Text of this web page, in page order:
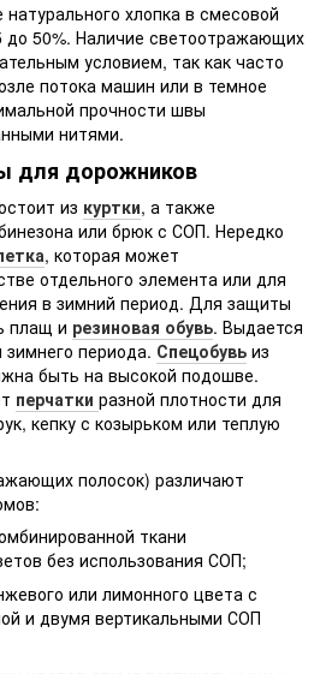
хлопка в смесовой
до 50%. Наличие светоотражающих
условием, так как часто
потока машин или в темное
прочности швы
нитями.
для дорожников
из куртки, а также
или брюк с СОП. Нередко
, которая может
отдельного элемента или для
в зимний период. Для защиты
плащ и резиновая обувь. Выдается
периода. Спецобувь из
быть на высокой подошве.
перчатки разной плотности для
кепку с козырьком или теплую
полосок) различают
ткани
без использования СОП;
или лимонного цвета с
и двумя вертикальными СОП